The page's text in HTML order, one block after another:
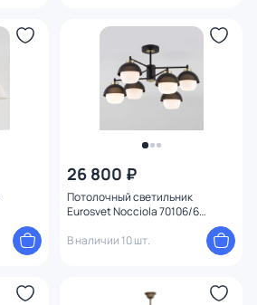
26 800 ₽
Потолочный светильник
Eurosvet Nocciola 70106/6
В наличии 10 шт.